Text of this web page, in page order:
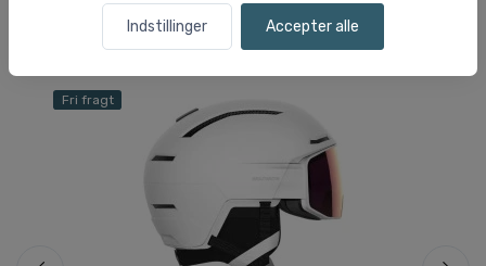
Indstillinger Accepter alle
Lignende varer
Fri fragt